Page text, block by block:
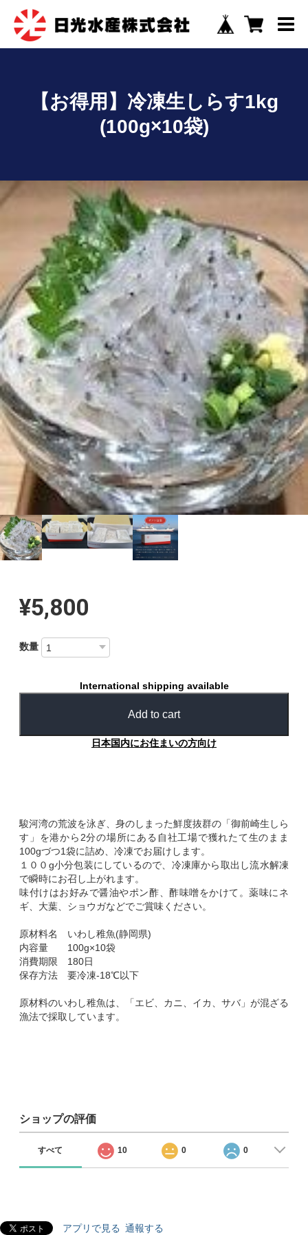
【お得用】冷凍生しらす1kg
(100g×10袋)
¥5,800
数量
International shipping available
Add to cart
日本国内にお住まいの方向け
駿河湾の荒波を泳ぎ、身のしまった鮮度抜群の「御前崎生しら
す」を港から2分の場所にある自社工場で獲れたて生のまま
100gづつ1袋に詰め、冷凍でお届けします。
１００g小分包装にしているので、冷凍庫から取出し流水解凍
で瞬時にお召し上がれます。
味付けはお好みで醤油やポン酢、酢味噌をかけて。薬味にネ
ギ、大葉、ショウガなどでご賞味ください。
原材料名 いわし稚魚(静岡県)
内容量 100g×10袋
消費期限 180日
保存方法 要冷凍-18℃以下
原材料のいわし稚魚は、「エビ、カニ、イカ、サバ」が混ざる
漁法で採取しています。
ショップの評価
すべて 10 0 0
アプリで見る 通報する